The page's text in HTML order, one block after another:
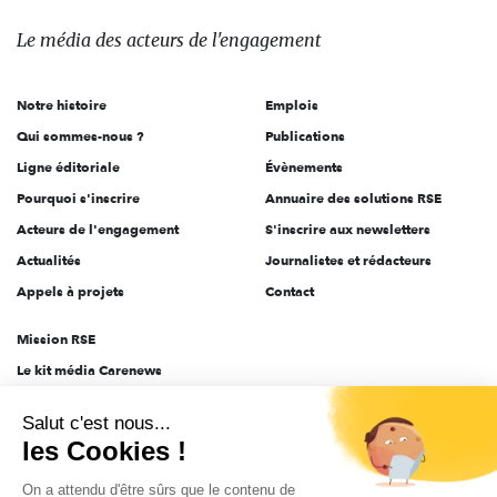
des
l'engagement
Le média des acteurs de l'engagement
Notre histoire
Qui sommes-nous ?
Ligne éditoriale
Pourquoi s'inscrire
Acteurs de l'engagement
Actualités
Appels à projets
Emplois
Publications
Évènements
Annuaire des solutions RSE
S'inscrire aux newsletters
Journalistes et rédacteurs
Contact
Mission RSE
Le kit média Carenews
AEF info
Novethic
Salut c'est nous...
les Cookies !
On a attendu d'être sûrs que le contenu de